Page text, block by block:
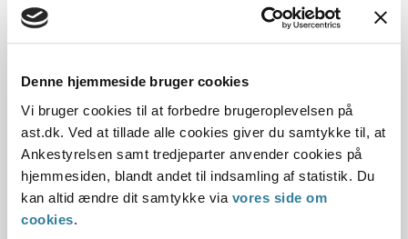
Denne hjemmeside bruger cookies
Vi bruger cookies til at forbedre brugeroplevelsen på
ast.dk. Ved at tillade alle cookies giver du samtykke til, at
Ankestyrelsen samt tredjeparter anvender cookies på
hjemmesiden, blandt andet til indsamling af statistik. Du
kan altid ændre dit samtykke via vores side om
cookies.
funktionsevne.
behandling, hvis der er tale om en lægelig ordineret
behandling med godkendte ernæringspræparater.
Diætbehandling, som ikke er iværksat efter lægelig
ordination, kan ikke sidestilles med medicinsk behandling.
Det kan heller ikke sidestilles med medicinsk behandling, at
borgeren følger en diætkost, der består i at undgå visse
fødevarer og/eller erstatte dem med andre fødevarer.